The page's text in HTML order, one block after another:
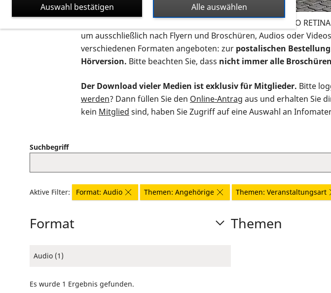
Auf dieser Seite finden Sie sämtliches Infomaterial der PRO
um ausschließlich nach Flyern und Broschüren, Audios oder
verschiedenen Formaten angeboten: zur postalischen
Hörversion. Bitte beachten Sie, dass nicht immer alle
Der Download vieler Medien ist exklusiv für Mitglieder. Bitte
werden? Dann füllen Sie den Online-Antrag aus und erhalten Sie
kein Mitglied sind, haben Sie Zugriff auf eine Auswahl an
Suchbegriff
Aktive Filter: Format: Audio Themen: Angehörige Themen: Veranstaltungsart
Format
Audio (1)
Themen
Es wurde 1 Ergebnis gefunden.
Alle auswählen
Auswahl bestätigen